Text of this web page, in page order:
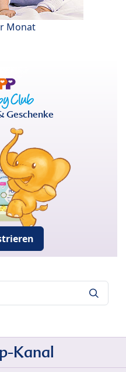
Monat
Geschenke
Kanal